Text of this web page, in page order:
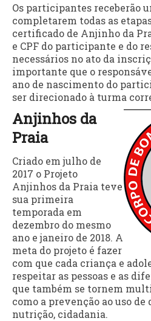
Os participantes receberão
completarem todas as
certificado de Anjinho da
e CPF do participante e do
necessários no ato da
importante que o
ano de nascimento do
ser direcionado à turma
Anjinhos da
Praia
Criado em julho de
2017 o Projeto
Anjinhos da Praia teve
sua primeira
temporada em
dezembro do mesmo
ano e janeiro de 2018. A
meta do projeto é fazer
com que cada criança e
respeitar as pessoas e as
que também se tornem
como a prevenção ao uso de
nutrição, cidadania.